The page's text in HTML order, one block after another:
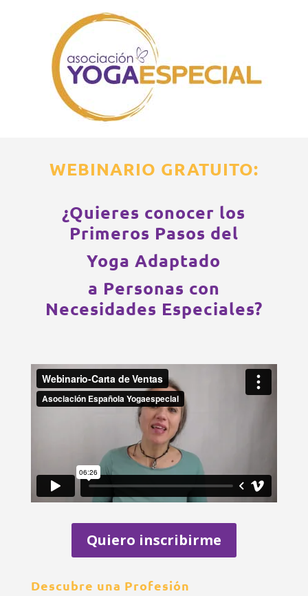
WEBINARIO GRATUITO:
¿Quieres conocer los
Primeros Pasos del
Yoga Adaptado
a Personas con
Necesidades Especiales?
Quiero inscribirme
Descubre una Profesión